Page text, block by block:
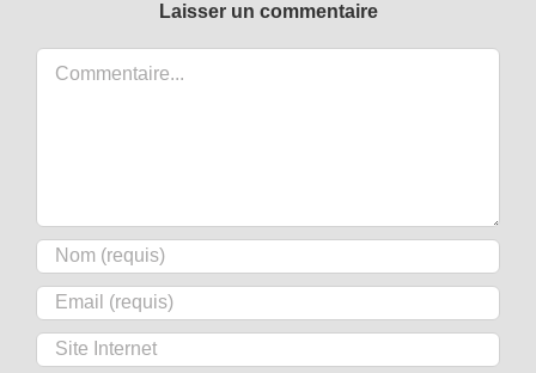
Laisser un commentaire
Commentaire